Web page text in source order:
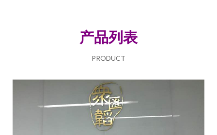
产品列表
PRODUCT